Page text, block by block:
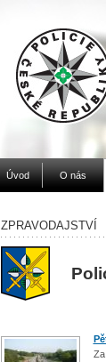
Úvod O nás
ZPRAVODAJSTVÍ